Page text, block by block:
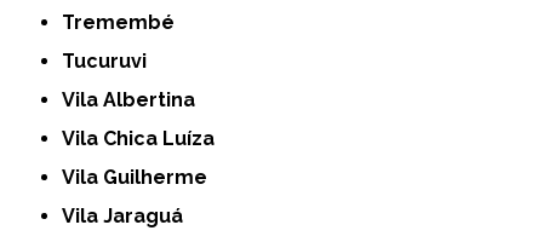
Tremembé
Tucuruvi
Vila Albertina
Vila Chica Luíza
Vila Guilherme
Vila Jaraguá